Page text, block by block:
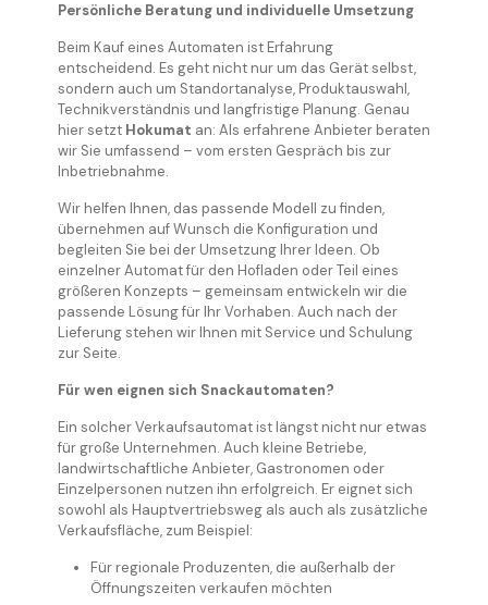
Persönliche Beratung und individuelle Umsetzung
Beim Kauf eines Automaten ist Erfahrung
entscheidend. Es geht nicht nur um das Gerät selbst,
sondern auch um Standortanalyse, Produktauswahl,
Technikverständnis und langfristige Planung. Genau
hier setzt Hokumat an: Als erfahrene Anbieter beraten
wir Sie umfassend – vom ersten Gespräch bis zur
Inbetriebnahme.
Wir helfen Ihnen, das passende Modell zu finden,
übernehmen auf Wunsch die Konfiguration und
begleiten Sie bei der Umsetzung Ihrer Ideen. Ob
einzelner Automat für den Hofladen oder Teil eines
größeren Konzepts – gemeinsam entwickeln wir die
passende Lösung für Ihr Vorhaben. Auch nach der
Lieferung stehen wir Ihnen mit Service und Schulung
zur Seite.
Für wen eignen sich Snackautomaten?
Ein solcher Verkaufsautomat ist längst nicht nur etwas
für große Unternehmen. Auch kleine Betriebe,
landwirtschaftliche Anbieter, Gastronomen oder
Einzelpersonen nutzen ihn erfolgreich. Er eignet sich
sowohl als Hauptvertriebsweg als auch als zusätzliche
Verkaufsfläche, zum Beispiel:
Für regionale Produzenten, die außerhalb der
Öffnungszeiten verkaufen möchten